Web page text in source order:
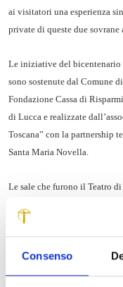
Consenso
ai visitatori una esperienza
private di queste due sovrane
Le iniziative del
sono sostenute dal Comune
Fondazione Cassa di
di Lucca e realizzate
Toscana” con la partnership
Santa Maria Novella.
Le sale che furono il Teatro
la prima volta al pubblico
interventi diPaolo
Giurlani Pardini (ideatrice del
inaugura il percorso olfattivo